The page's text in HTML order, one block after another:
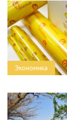
Экономика